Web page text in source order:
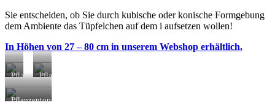
Sie entscheiden, ob Sie durch kubische oder konische Formgebung
dem Ambiente das Tüpfelchen auf dem i aufsetzen wollen!
In Höhen von 27 – 80 cm in unserem Webshop erhältlich.
Pflanzentopf
konisch
400/600/800mm,
farbig
Pflanzentopf
konisch
400/600/800mm,
Edelstahl,
Pflanzentopf